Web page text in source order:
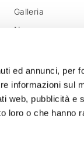
ed annunci, per
informazioni sul
web, pubblicità e
loro o che hanno
Galleria
News
Social Wall